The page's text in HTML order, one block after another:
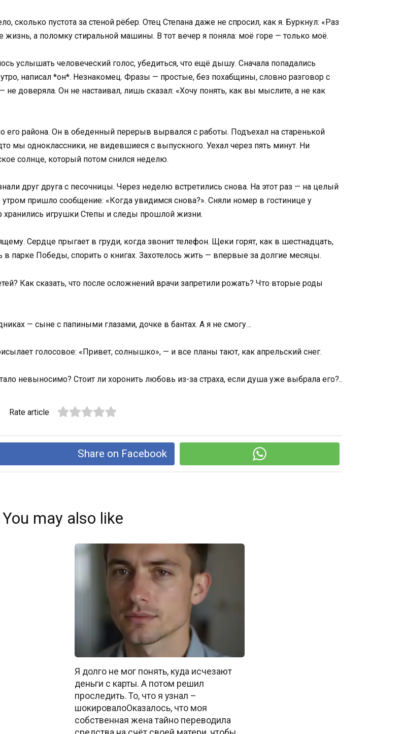
сколько пустота за стеной рёбер. Отец Степана даже не спросил, как я. Буркнул: «Раз
жизнь, а поломку стиральной машины. В тот вечер я поняла: моё горе — только моё.
услышать человеческий голос, убедиться, что ещё дышу. Сначала попадались
написал *он*. Незнакомец. Фразы — простые, без похабщины, словно разговор с
доверяла. Он не настаивал, лишь сказал: «Хочу понять, как вы мыслите, а не как
района. Он в обеденный перерыв вырвался с работы. Подъехал на старенькой
мы одноклассники, не видевшиеся с выпускного. Уехал через пять минут. Ни
солнце, который потом снился неделю.
друг друга с песочницы. Через неделю встретились снова. На этот раз — на целый
утром пришло сообщение: «Когда увидимся снова?». Сняли номер в гостинице у
хранились игрушки Степы и следы прошлой жизни.
Сердце прыгает в груди, когда звонит телефон. Щеки горят, как в шестнадцать,
в парке Победы, спорить о книгах. Захотелось жить — впервые за долгие месяцы.
Как сказать, что после осложнений врачи запретили рожать? Что вторые роды
— сыне с папиными глазами, дочке в бантах. А я не смогу…
голосовое: «Привет, солнышко», — и все планы тают, как апрельский снег.
невыносимо? Стоит ли хоронить любовь из-за страха, если душа уже выбрала его?..
Rate article
Share on Facebook
You may also like
Я долго не мог понять, куда исчезают
деньги с карты. А потом решил
проследить. То, что я узнал –
шокировалоОказалось, что моя
собственная жена тайно переводила